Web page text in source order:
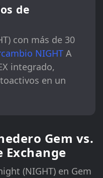
de
con más de 30
NIGHTA
integrado,
en un
Gem vs.
Exchange
(NIGHT) en Gem